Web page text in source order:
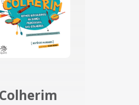
Colherim